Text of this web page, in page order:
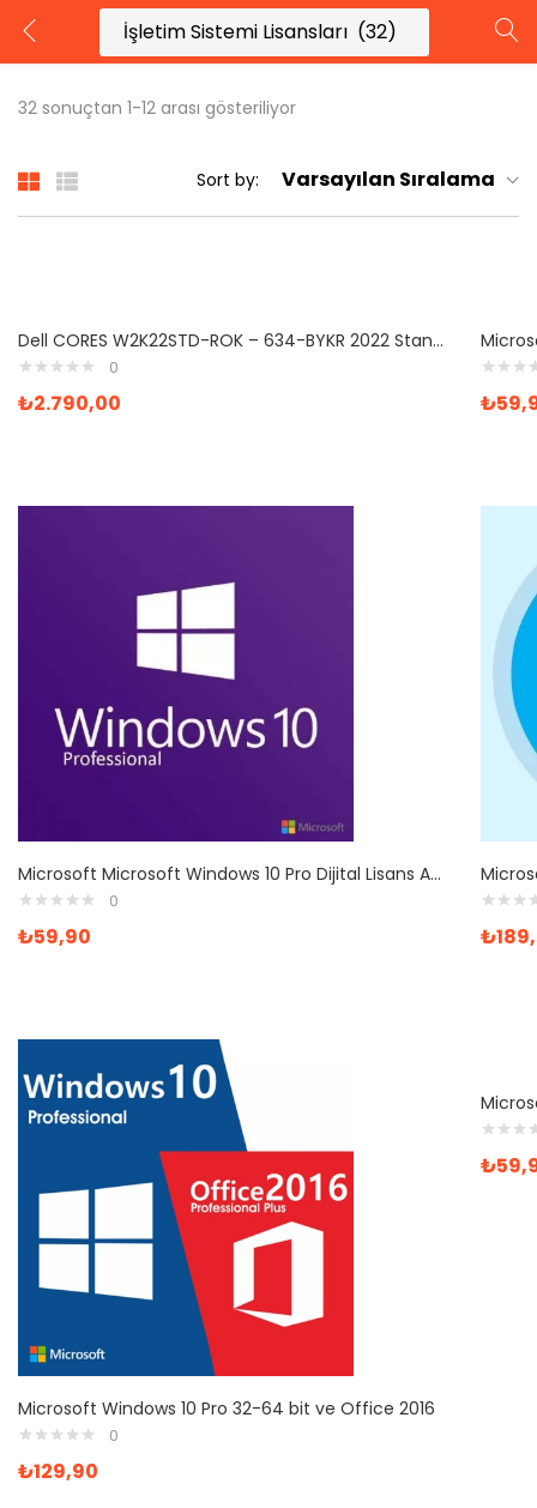
GIRIŞ YAP KAYIT OL
32 sonuçtan 1-12 arası gösteriliyor
Sort by: Varsayılan Sıralama
Dell CORES W2K22STD-ROK – 634-BYKR 2022 Standard 16 Windows Server
0
₺2.790,00 ₺
Microsoft Microsoft Windows 10 Pro Dijital Lisans Anahtarı
0
₺59,90 ₺
Microsoft Windows 10 Pro 32-64 bit ve Office 2016
0
₺129,90
₺